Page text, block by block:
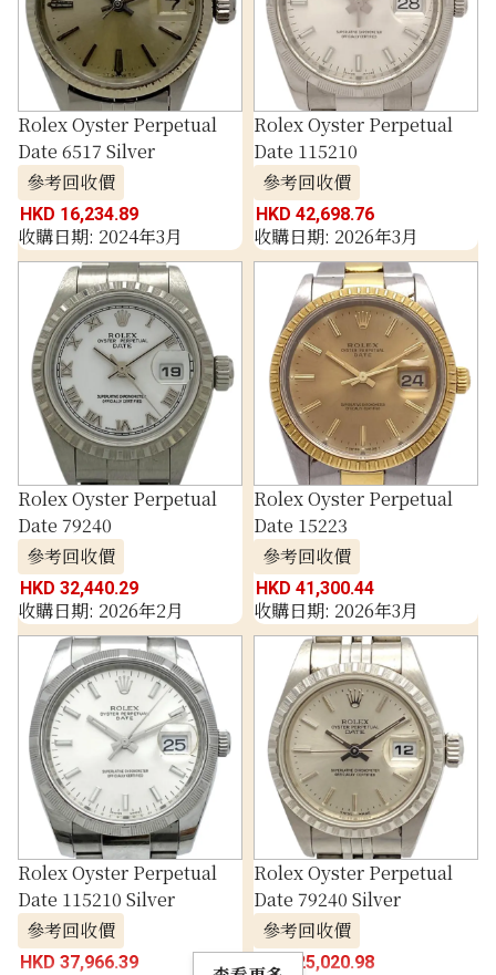
Rolex Oyster Perpetual
Date 6517 Silver
參考回收價
HKD 16,234.89
收購日期: 2024年3月
Rolex Oyster Perpetual
Date 115210
參考回收價
HKD 42,698.76
收購日期: 2026年3月
Rolex Oyster Perpetual
Date 79240
參考回收價
HKD 32,440.29
收購日期: 2026年2月
Rolex Oyster Perpetual
Date 15223
參考回收價
HKD 41,300.44
收購日期: 2026年3月
Rolex Oyster Perpetual
Date 115210 Silver
參考回收價
HKD 37,966.39
Rolex Oyster Perpetual
Date 79240 Silver
參考回收價
HKD 25,020.98